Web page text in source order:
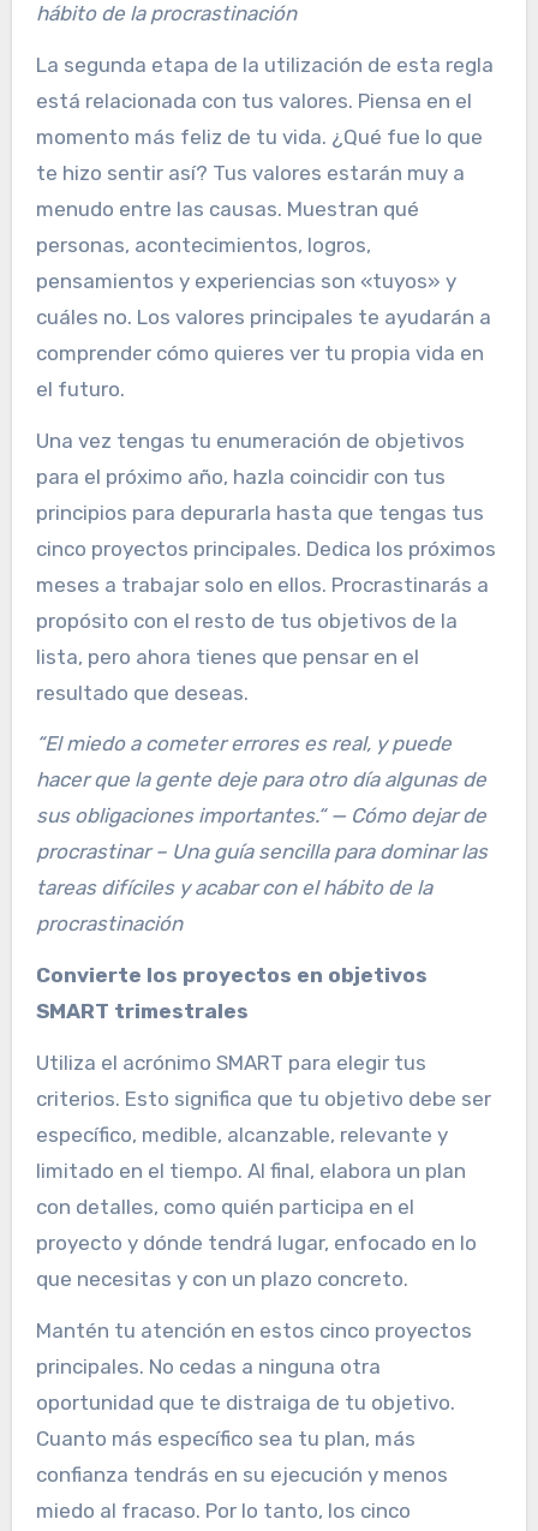
hábito de la procrastinación
La segunda etapa de la utilización de esta regla
está relacionada con tus valores. Piensa en el
momento más feliz de tu vida. ¿Qué fue lo que
te hizo sentir así? Tus valores estarán muy a
menudo entre las causas. Muestran qué
personas, acontecimientos, logros,
pensamientos y experiencias son «tuyos» y
cuáles no. Los valores principales te ayudarán a
comprender cómo quieres ver tu propia vida en
el futuro.
Una vez tengas tu enumeración de objetivos
para el próximo año, hazla coincidir con tus
principios para depurarla hasta que tengas tus
cinco proyectos principales. Dedica los próximos
meses a trabajar solo en ellos. Procrastinarás a
propósito con el resto de tus objetivos de la
lista, pero ahora tienes que pensar en el
resultado que deseas.
“El miedo a cometer errores es real, y puede
hacer que la gente deje para otro día algunas de
sus obligaciones importantes.“ — Cómo dejar de
procrastinar – Una guía sencilla para dominar las
tareas difíciles y acabar con el hábito de la
procrastinación
Convierte los proyectos en objetivos
SMART trimestrales
Utiliza el acrónimo SMART para elegir tus
criterios. Esto significa que tu objetivo debe ser
específico, medible, alcanzable, relevante y
limitado en el tiempo. Al final, elabora un plan
con detalles, como quién participa en el
proyecto y dónde tendrá lugar, enfocado en lo
que necesitas y con un plazo concreto.
Mantén tu atención en estos cinco proyectos
principales. No cedas a ninguna otra
oportunidad que te distraiga de tu objetivo.
Cuanto más específico sea tu plan, más
confianza tendrás en su ejecución y menos
miedo al fracaso. Por lo tanto, los cinco